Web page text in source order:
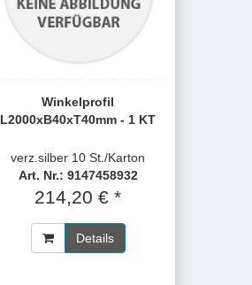
Winkelprofil
L2000xB40xT40mm - 1 KT
verz.silber 10 St./Karton
Art. Nr.: 9147458932
214,20 € *
Details